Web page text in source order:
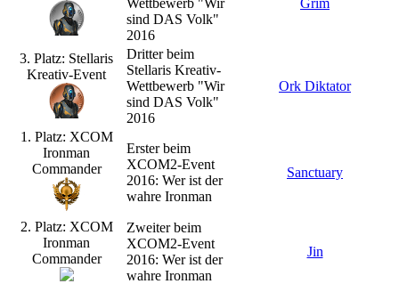
sind DAS Volk"
2016
3. Platz: Stellaris
Kreativ-Event
Dritter beim
Stellaris Kreativ-
Wettbewerb "Wir
sind DAS Volk"
2016
Ork Diktator
1. Platz: XCOM
Ironman
Commander
Erster beim
XCOM2-Event
2016: Wer ist der
wahre Ironman
Sanctuary
2. Platz: XCOM
Ironman
Commander
Zweiter beim
XCOM2-Event
2016: Wer ist der
wahre Ironman
Jin